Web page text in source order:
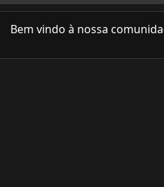
Bem vindo à nossa